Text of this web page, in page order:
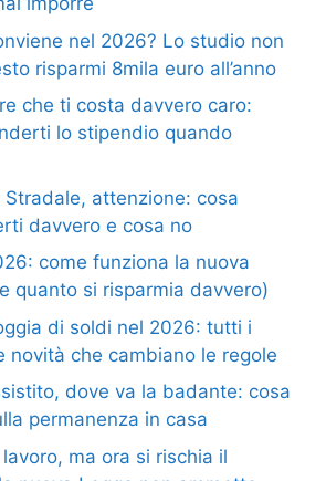
nel 2026? Lo studio non
risparmi 8mila euro all’anno
che ti costa davvero caro:
lo stipendio quando
Stradale, attenzione: cosa
davvero e cosa no
come funziona la nuova
quanto si risparmia davvero)
di soldi nel 2026: tutti i
novità che cambiano le regole
dove va la badante: cosa
permanenza in casa
ma ora si rischia il